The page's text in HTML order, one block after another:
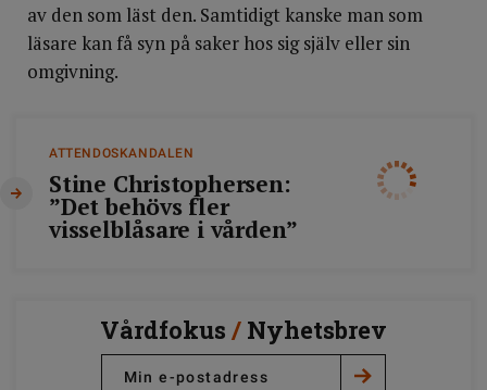
av den som läst den. Samtidigt kanske man som
läsare kan få syn på saker hos sig själv eller sin
omgivning.
ATTENDOSKANDALEN
Stine Christophersen:
”Det behövs fler
visselblåsare i vården”
Vårdfokus / Nyhetsbrev